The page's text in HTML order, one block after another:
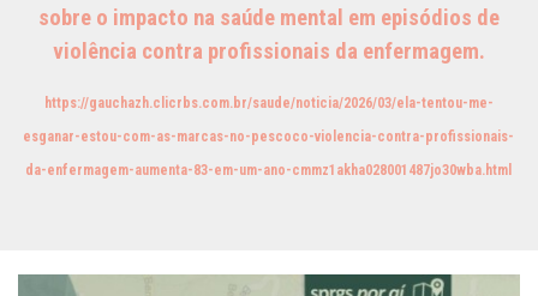
sobre o impacto na saúde mental em episódios de
violência contra profissionais da enfermagem.
https://gauchazh.clicrbs.com.br/saude/noticia/2026/03/ela-tentou-me-
esganar-estou-com-as-marcas-no-pescoco-violencia-contra-profissionais-
da-enfermagem-aumenta-83-em-um-ano-cmmz1akha028001487jo30wba.html